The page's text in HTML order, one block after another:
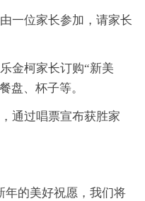
一位家长参加，请家长
金柯家长订购“新美
盘、杯子等。
通过唱票宣布获胜家
年的美好祝愿，我们将